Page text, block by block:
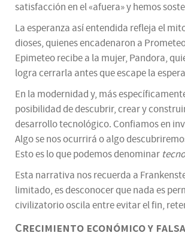
satisfacción en el «afuera» y hemos
La esperanza así entendida refleja el
dioses, quienes encadenaron a
Epimeteo recibe a la mujer, Pandora,
logra cerrarla antes que escape la
En la modernidad y, más
posibilidad de descubrir, crear y
desarrollo tecnológico. Confiamos en
Algo se nos ocurrirá o algo
Esto es lo que podemos denominar
Esta narrativa nos recuerda a
limitado, es desconocer que nada es
civilizatorio oscila entre evitar el fin,
Crecimiento económico y